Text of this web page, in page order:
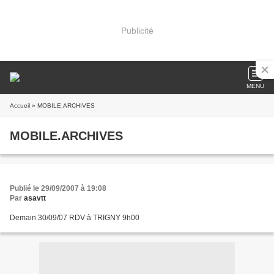
Publicité
MENU
Accueil » MOBILE.ARCHIVES
MOBILE.ARCHIVES
Publié le 29/09/2007 à 19:08
Par asavtt
Demain 30/09/07 RDV à TRIGNY 9h00